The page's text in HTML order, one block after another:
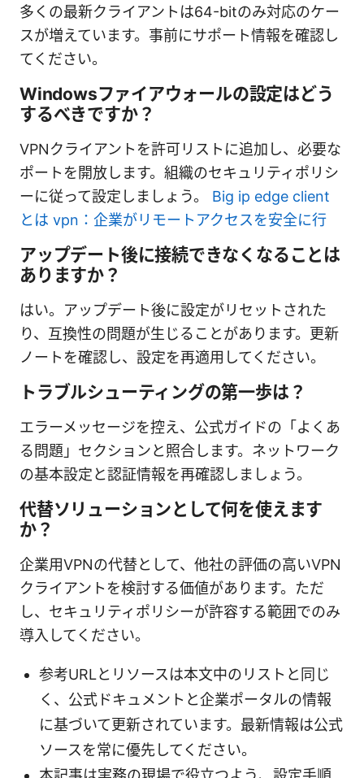
多くの最新クライアントは64-bitのみ対応のケー
スが増えています。事前にサポート情報を確認し
てください。
Windowsファイアウォールの設定はどう
するべきですか？
VPNクライアントを許可リストに追加し、必要な
ポートを開放します。組織のセキュリティポリシ
ーに従って設定しましょう。 Big ip edge client
とは vpn：企業がリモートアクセスを安全に行
アップデート後に接続できなくなることは
ありますか？
はい。アップデート後に設定がリセットされた
り、互換性の問題が生じることがあります。更新
ノートを確認し、設定を再適用してください。
トラブルシューティングの第一歩は？
エラーメッセージを控え、公式ガイドの「よくあ
る問題」セクションと照合します。ネットワーク
の基本設定と認証情報を再確認しましょう。
代替ソリューションとして何を使えます
か？
企業用VPNの代替として、他社の評価の高いVPN
クライアントを検討する価値があります。ただ
し、セキュリティポリシーが許容する範囲でのみ
導入してください。
参考URLとリソースは本文中のリストと同じ
く、公式ドキュメントと企業ポータルの情報
に基づいて更新されています。最新情報は公式
ソースを常に優先してください。